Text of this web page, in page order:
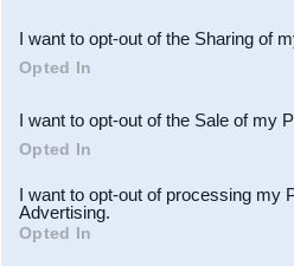
Downstream Participants
third parties.
I want to opt-out of the Sharing of
Opted In
I want to opt-out of the Sale of my
Opted In
I want to opt-out of processing my
Advertising.
Opted In